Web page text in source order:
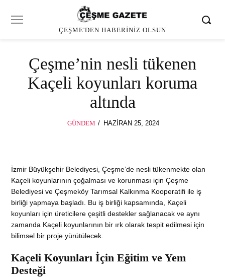
ÇEŞME'DEN HABERINIZ OLSUN
Çeşme’nin nesli tükenen
Kaçeli koyunları koruma
altında
GÜNDEM
POSTED
HAZIRAN 25, 2024
İzmir Büyükşehir Belediyesi, Çeşme’de nesli tükenmekte olan
Kaçeli koyunlarının çoğalması ve korunması için Çeşme
Belediyesi ve Çeşmeköy Tarımsal Kalkınma Kooperatifi ile iş
birliği yapmaya başladı. Bu iş birliği kapsamında, Kaçeli
koyunları için üreticilere çeşitli destekler sağlanacak ve aynı
zamanda Kaçeli koyunlarının bir ırk olarak tespit edilmesi için
bilimsel bir proje yürütülecek.
Kaçeli Koyunları İçin Eğitim ve Yem
Desteği